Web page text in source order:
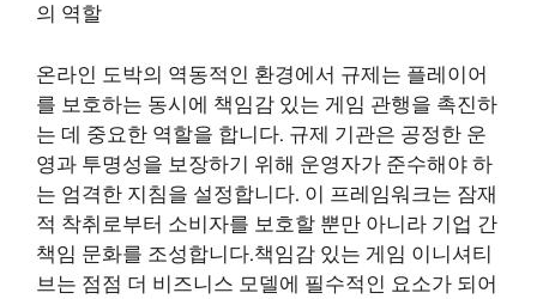
의 역할
온라인 도박의 역동적인 환경에서 규제는 플레이어
를 보호하는 동시에 책임감 있는 게임 관행을 촉진하
는 데 중요한 역할을 합니다. 규제 기관은 공정한 운
영과 투명성을 보장하기 위해 운영자가 준수해야 하
는 엄격한 지침을 설정합니다. 이 프레임워크는 잠재
적 착취로부터 소비자를 보호할 뿐만 아니라 기업 간
책임 문화를 조성합니다.책임감 있는 게임 이니셔티
브는 점점 더 비즈니스 모델에 필수적인 요소가 되어